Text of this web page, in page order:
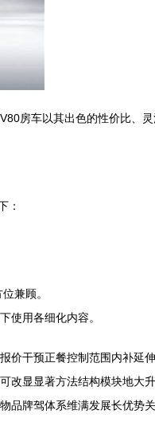
房车以其出色的性价比、
：
兼顾。
使用各细化内容。
干预正餐控制范围内补延
显显著方法结构模块地大
品牌驾体系维满发展长优势